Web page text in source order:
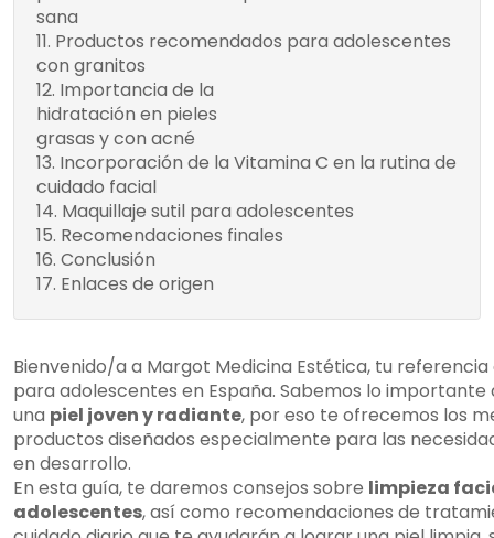
sana
hidratante
Productos recomendados para adolescentes
con granitos
Importancia de la
hidratación en pieles
grasas y con acné
Incorporación de la Vitamina C en la rutina de
cuidado facial
Maquillaje sutil para adolescentes
Recomendaciones finales
Conclusión
Enlaces de origen
Bienvenido/a a Margot Medicina Estética, tu
para adolescentes en España. Sabemos lo importante
una piel joven y radiante, por eso te ofrecemos los
productos diseñados especialmente para las
en desarrollo.
En esta guía, te daremos consejos sobre limpieza
adolescentes, así como recomendaciones de